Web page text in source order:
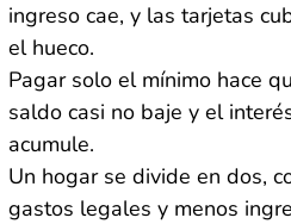
ingreso cae, y las tarjetas
el hueco.
Pagar solo el mínimo hace
saldo casi no baje y el
acumule.
Un hogar se divide en dos,
gastos legales y menos